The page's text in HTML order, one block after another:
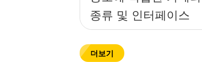
종류 및 인터페이스
더보기